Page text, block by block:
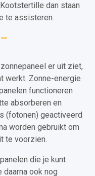
dan staan
te assisteren.
er uit ziet,
werkt. Zonne-energie
functioneren
absorberen en
(fotonen) geactiveerd
worden gebruikt om
te voorzien.
die je kunt
daarna ook nog